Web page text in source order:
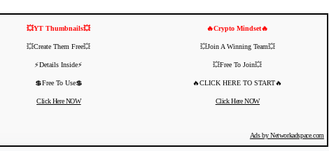
💥YT Thumbnails💥
💥Create Them Free💥
⚡️Details Inside⚡️
💲Free To Use💲
Click Here NOW
🔥Crypto Mindset🔥
💥Join A Winning Team💥
💥Free To Join💥
🔥CLICK HERE TO START🔥
Click Here NOW
Ads by Networkadspace.com